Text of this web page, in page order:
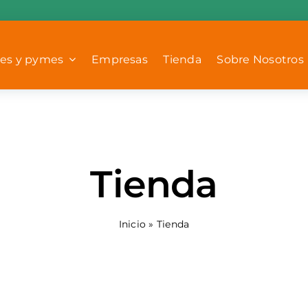
y pymes
Empresas Tienda Sobre Nosotros
Tienda
Inicio » Tienda